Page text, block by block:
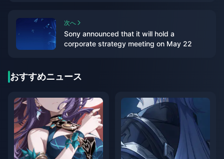
次へ
Sony announced that it will hold a
corporate strategy meeting on May 22
おすすめニュース